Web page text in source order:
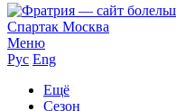
Меню
Рус Eng
Ещё
Сезон